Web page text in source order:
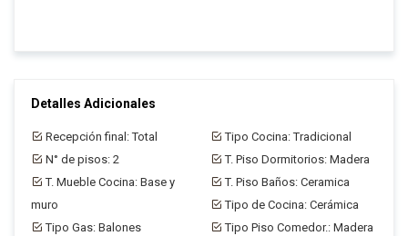
Detalles Adicionales
Recepción final: Total
N° de pisos: 2
T. Mueble Cocina: Base y
muro
Tipo Gas: Balones
Tipo Cocina: Tradicional
T. Piso Dormitorios: Madera
T. Piso Baños: Ceramica
Tipo de Cocina: Cerámica
Tipo Piso Comedor.: Madera